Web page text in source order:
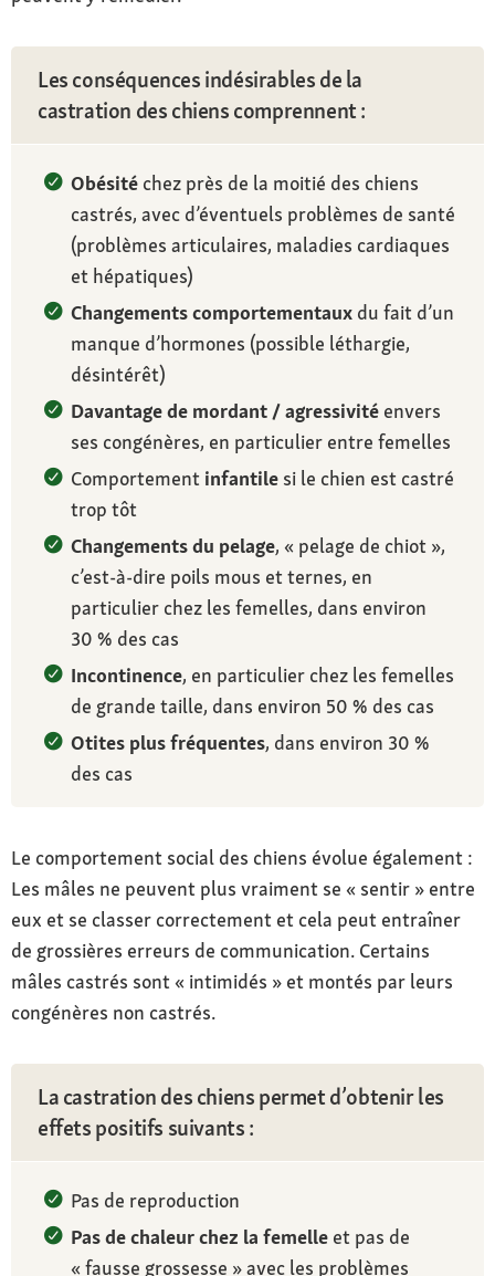
Les conséquences indésirables de la
castration des chiens comprennent :
Obésité chez près de la moitié des chiens
castrés, avec d’éventuels problèmes de santé
(problèmes articulaires, maladies cardiaques
et hépatiques)
Changements comportementaux du fait d’un
manque d’hormones (possible léthargie,
désintérêt)
Davantage de mordant / agressivité envers
ses congénères, en particulier entre femelles
Comportement infantile si le chien est castré
trop tôt
Changements du pelage, « pelage de chiot »,
c’est-à-dire poils mous et ternes, en
particulier chez les femelles, dans environ
30 % des cas
Incontinence, en particulier chez les femelles
de grande taille, dans environ 50 % des cas
Otites plus fréquentes, dans environ 30 %
des cas
Le comportement social des chiens évolue également :
Les mâles ne peuvent plus vraiment se « sentir » entre
eux et se classer correctement et cela peut entraîner
de grossières erreurs de communication. Certains
mâles castrés sont « intimidés » et montés par leurs
congénères non castrés.
La castration des chiens permet d’obtenir les
effets positifs suivants :
Pas de reproduction
Pas de chaleur chez la femelle et pas de
« fausse grossesse » avec les problèmes